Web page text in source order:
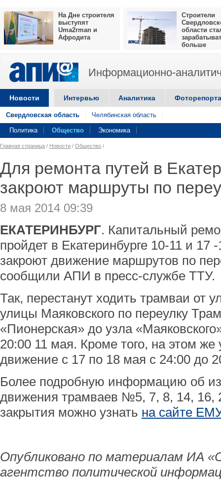
На Дне строителя
выступят
Uma2rman и
Афродита
Строители
области
больше
Информационно-
Новости Интервью Аналитика
Свердловская область Челябинская область
Политика Общество Экономика
Главная страница / Новости / Общество /
Для ремонта путей в
закроют маршруты по
8 мая 2014 09:39
ЕКАТЕРИНБУРГ. Капитальный
пройдет в Екатеринбурге 10-11 и 17
закроют движение маршрутов по
сообщили АПИ в пресс-службе ТТУ.
Так, перестанут ходить трамваи от
улицы Маяковского по переулку
«Пионерская» до узла
20:00 11 мая. Кроме того, на этом же
движение с 17 по 18 мая с 24:00 до
Более подробную информацию об
движения трамваев №5, 7, 8, 14, 16,
закрытия можно узнать на сайте
Опубликовано по материалам ИА
агентство политической